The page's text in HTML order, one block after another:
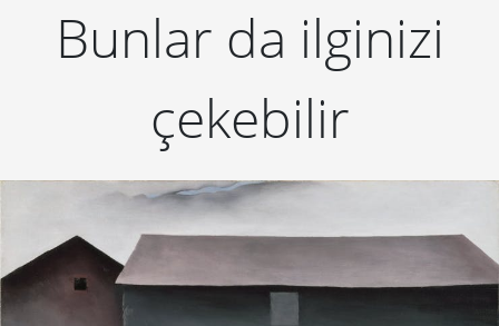
Bunlar da ilginizi
çekebilir